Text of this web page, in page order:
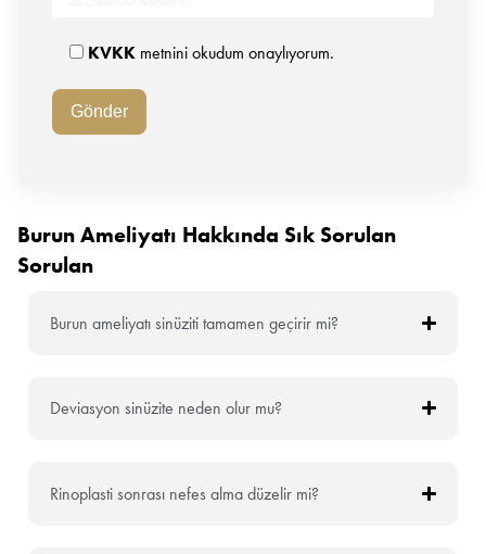
KVKK metnini okudum onaylıyorum.
Burun Ameliyatı Hakkında Sık Sorulan
Sorulan
Burun ameliyatı sinüziti tamamen geçirir mi?
Deviasyon sinüzite neden olur mu?
Rinoplasti sonrası nefes alma düzelir mi?